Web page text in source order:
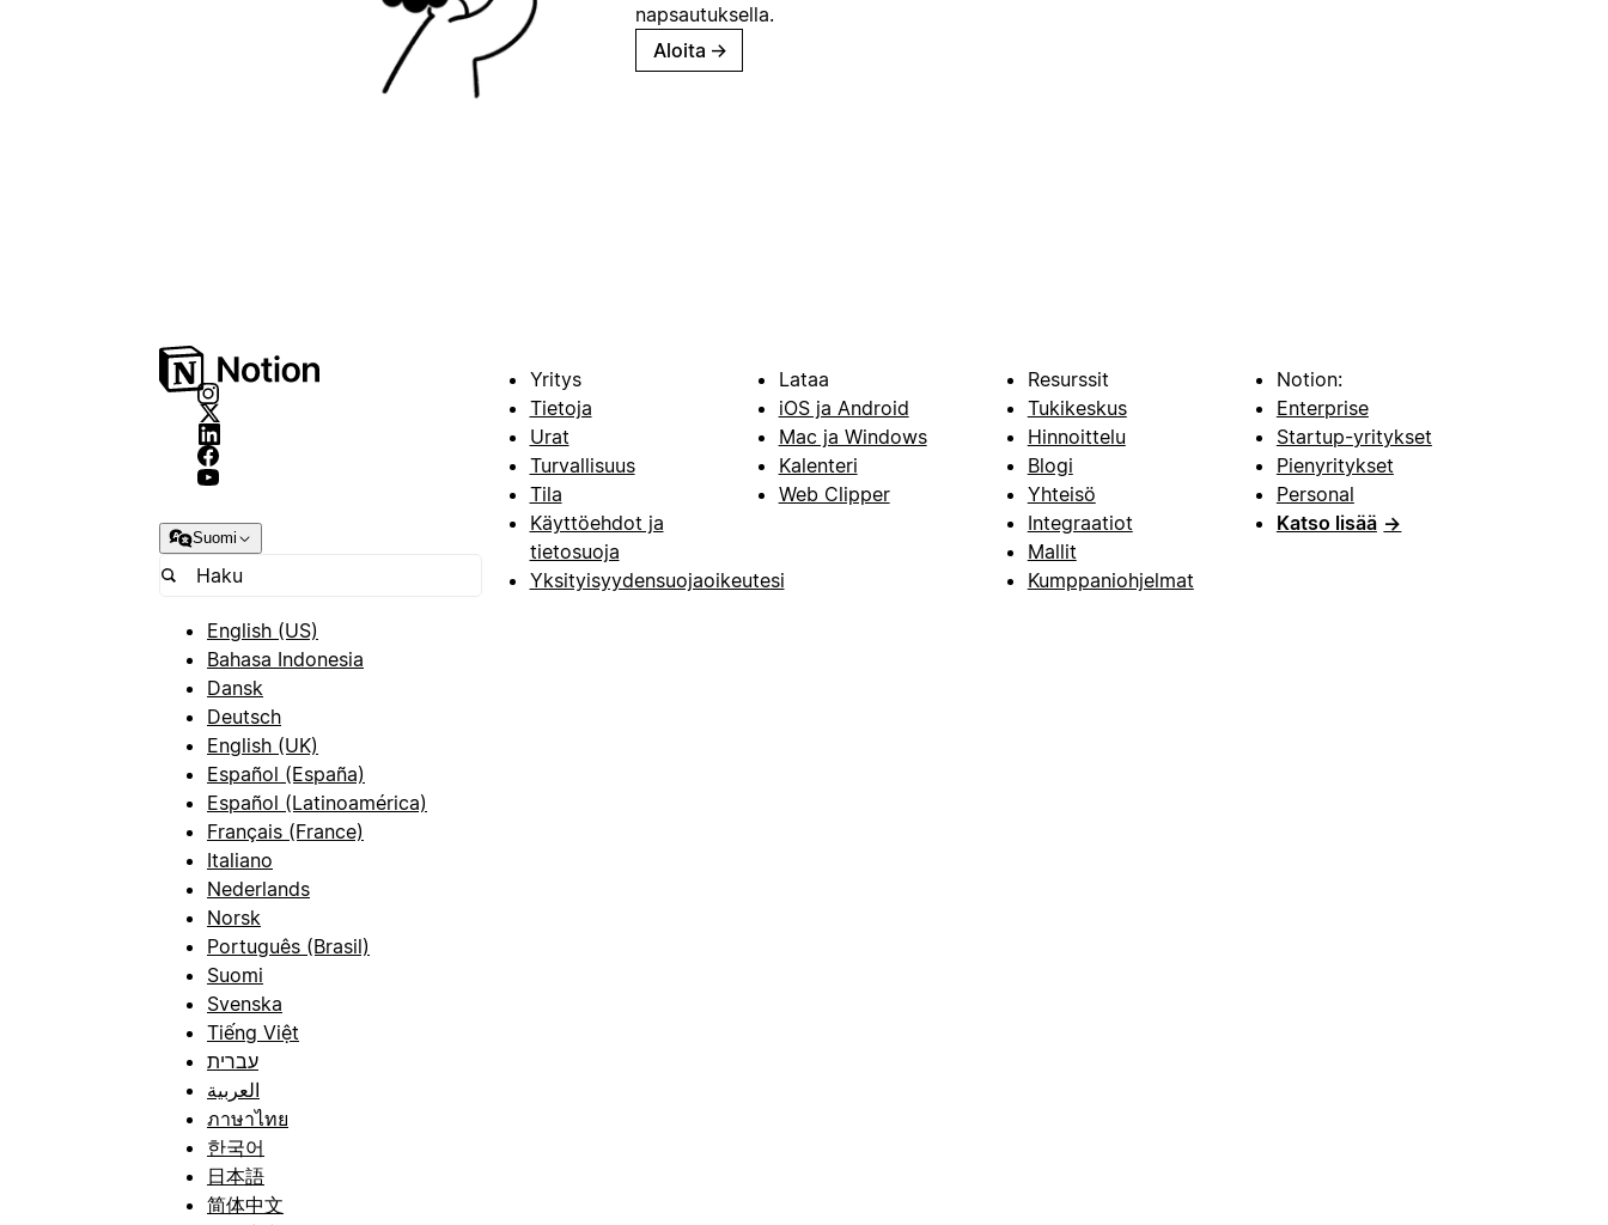
napsautuksella.
Aloita →
Suomi
English (US)
Bahasa Indonesia
Dansk
Deutsch
English (UK)
Español (España)
Español (Latinoamérica)
Français (France)
Italiano
Nederlands
Norsk
Português (Brasil)
Suomi
Svenska
Tiếng Việt
עברית
العربية
ภาษาไทย
한국어
日本語
简体中文
Yritys
Tietoja
Urat
Turvallisuus
Tila
Käyttöehdot ja
tietosuoja
Yksityisyydensuojaoikeutesi
Lataa
iOS ja Android
Mac ja Windows
Kalenteri
Web Clipper
Resurssit
Tukikeskus
Hinnoittelu
Blogi
Yhteisö
Integraatiot
Mallit
Kumppaniohjelmat
Notion:
Enterprise
Startup-yritykset
Pienyritykset
Personal
Katso lisää →